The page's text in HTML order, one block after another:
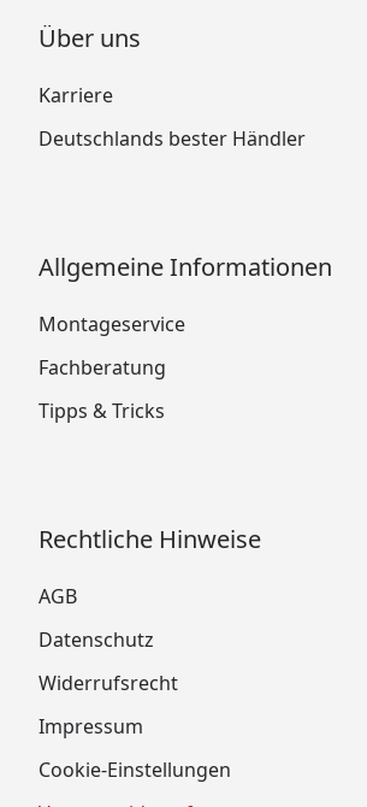
Über uns
Karriere
Deutschlands bester Händler
Allgemeine Informationen
Montageservice
Fachberatung
Tipps & Tricks
Rechtliche Hinweise
AGB
Datenschutz
Widerrufsrecht
Impressum
Cookie-Einstellungen